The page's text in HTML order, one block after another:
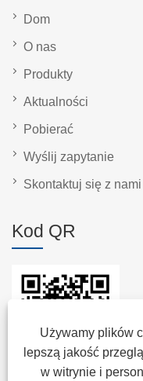
Używamy plików
lepszą jakość
w witrynie i
Dom
O nas
Produkty
Aktualności
Pobierać
Wyślij zapytanie
Skontaktuj się z nami
Kod QR